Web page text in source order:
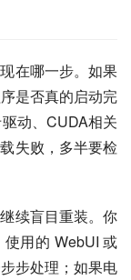
在哪一步。如果
是否真的启动完
动、CUDA相关
失败，多半要检
续盲目重装。你
用的 WebUI 或
步处理；如果电